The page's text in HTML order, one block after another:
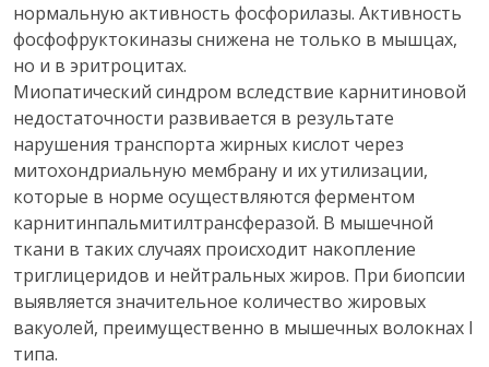
нормальную активность фосфорилазы. Активность
фосфофруктокиназы снижена не только в мышцах,
но и в эритроцитах.
Миопатический синдром вследствие карнитиновой
недостаточности развивается в результате
нарушения транспорта жирных кислот через
митохондриальную мембрану и их утилизации,
которые в норме осуществляются ферментом
карнитинпальмитилтрансферазой. В мышечной
ткани в таких случаях происходит накопление
триглицеридов и нейтральных жиров. При биопсии
выявляется значительное количество жировых
вакуолей, преимущественно в мышечных волокнах I
типа.